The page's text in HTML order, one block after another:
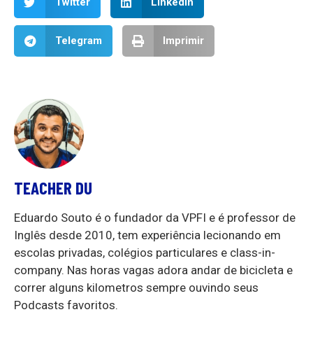
Telegram Imprimir
TEACHER DU
Eduardo Souto é o fundador da VPFI e é professor de
Inglês desde 2010, tem experiência lecionando em
escolas privadas, colégios particulares e class-in-
company. Nas horas vagas adora andar de bicicleta e
correr alguns kilometros sempre ouvindo seus
Podcasts favoritos.